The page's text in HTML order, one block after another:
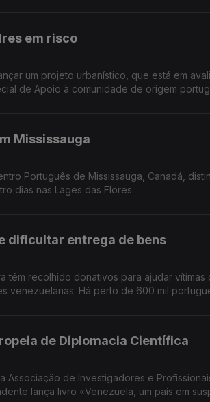
em risco
um projeto urbanístico, que está em
de Apoio à comunidade de origem
Mississauga
Português de Mississauga, Canadá,
dias nas Lages das Flores.
dificultar entrega de bens
têm recolhido donativos para ajudar vítimas
venezuelanas. Há perto de 600 mil
de Diplomacia Científica
Associação de Investigadores e
lança livro «Venezuela, um país em